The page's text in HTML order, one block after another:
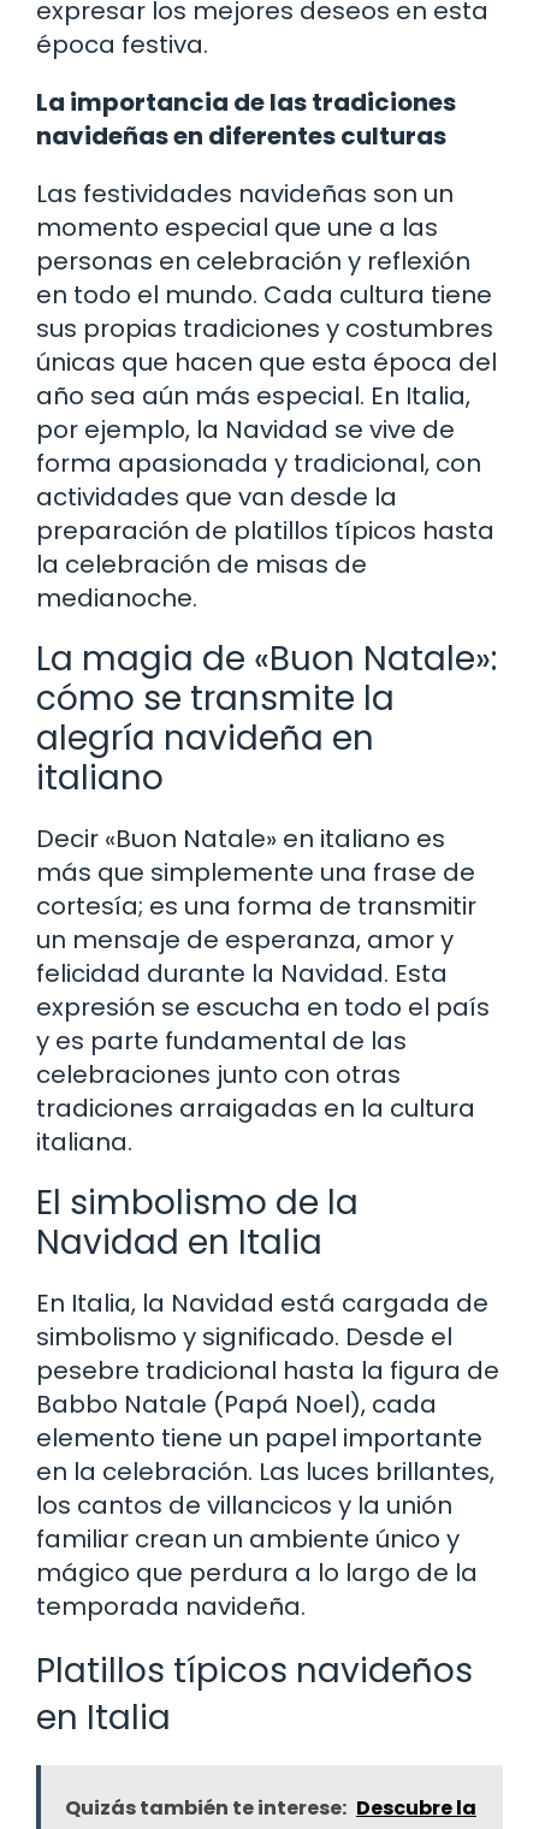
expresar los mejores deseos en esta
época festiva.
La importancia de las tradiciones
navideñas en diferentes culturas
Las festividades navideñas son un
momento especial que une a las
personas en celebración y reflexión
en todo el mundo. Cada cultura tiene
sus propias tradiciones y costumbres
únicas que hacen que esta época del
año sea aún más especial. En Italia,
por ejemplo, la Navidad se vive de
forma apasionada y tradicional, con
actividades que van desde la
preparación de platillos típicos hasta
la celebración de misas de
medianoche.
La magia de «Buon Natale»:
cómo se transmite la
alegría navideña en
italiano
Decir «Buon Natale» en italiano es
más que simplemente una frase de
cortesía; es una forma de transmitir
un mensaje de esperanza, amor y
felicidad durante la Navidad. Esta
expresión se escucha en todo el país
y es parte fundamental de las
celebraciones junto con otras
tradiciones arraigadas en la cultura
italiana.
El simbolismo de la
Navidad en Italia
En Italia, la Navidad está cargada de
simbolismo y significado. Desde el
pesebre tradicional hasta la figura de
Babbo Natale (Papá Noel), cada
elemento tiene un papel importante
en la celebración. Las luces brillantes,
los cantos de villancicos y la unión
familiar crean un ambiente único y
mágico que perdura a lo largo de la
temporada navideña.
Platillos típicos navideños
en Italia
Quizás también te interese: Descubre la